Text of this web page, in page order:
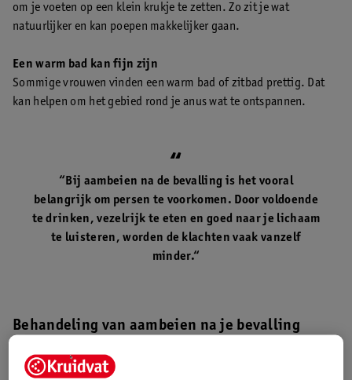
om je voeten op een klein krukje te zetten. Zo zit je wat
natuurlijker en kan poepen makkelijker gaan.
Een warm bad kan fijn zijn
Sommige vrouwen vinden een warm bad of zitbad prettig. Dat
kan helpen om het gebied rond je anus wat te ontspannen.
“Bij aambeien na de bevalling is het vooral
belangrijk om persen te voorkomen. Door voldoende
te drinken, vezelrijk te eten en goed naar je lichaam
te luisteren, worden de klachten vaak vanzelf
minder.“
Behandeling van aambeien na je bevalling
kun je een middel gebruiken dat verlichting geeft. Bij Kruidvat